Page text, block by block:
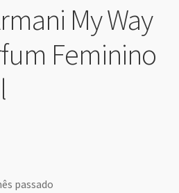
My Way
Feminino
passado